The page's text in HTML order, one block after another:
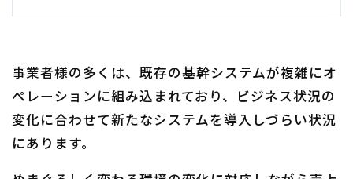
事業者様の多くは、既存の基幹システムが複雑にオ
ペレーションに組み込まれており、ビジネス状況の
変化に合わせて新たなシステムを導入しづらい状況
にあります。